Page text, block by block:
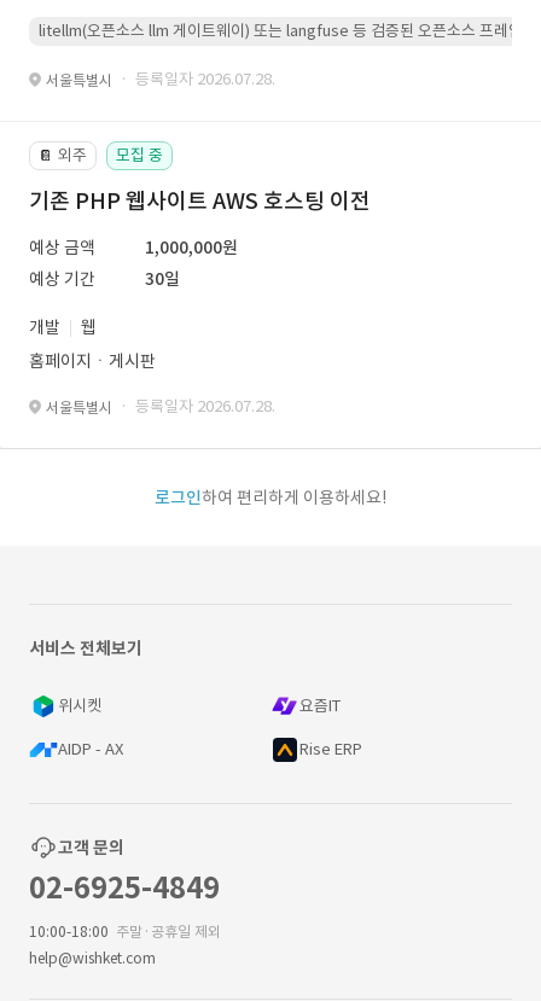
litellm(오픈소스 llm 게이트웨이) 또는 langfuse 등 검증된 오픈소스 프레임워
서울특별시 · 등록일자 2026.07.28.
📔 외주 모집 중
기존 PHP 웹사이트 AWS 호스팅 이전
예상 금액
1,000,000원
예상 기간
30일
개발
웹
홈페이지ㆍ게시판
서울특별시 · 등록일자 2026.07.28.
로그인하여 편리하게 이용하세요!
서비스 전체보기
위시켓 요즘IT
AIDP - AX Rise ERP
고객 문의
02-6925-4849
10:00-18:00 주말·공휴일 제외
help@wishket.com